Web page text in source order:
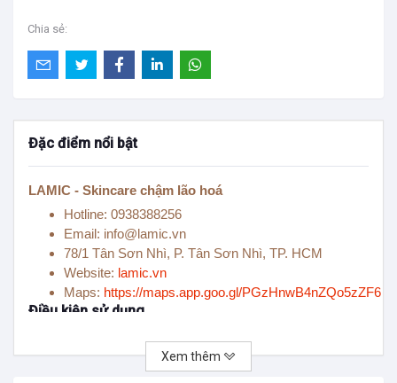
Chia sẻ:
Đặc điểm nổi bật
LAMIC - Skincare chậm lão hoá
Hotline: 0938388256
Email: info@lamic.vn
78/1 Tân Sơn Nhì, P. Tân Sơn Nhì, TP. HCM
Website: lamic.vn
Maps: https://maps.app.goo.gl/PGzHnwB4nZQo5zZF6
Điều kiện sử dụng
Xem thêm